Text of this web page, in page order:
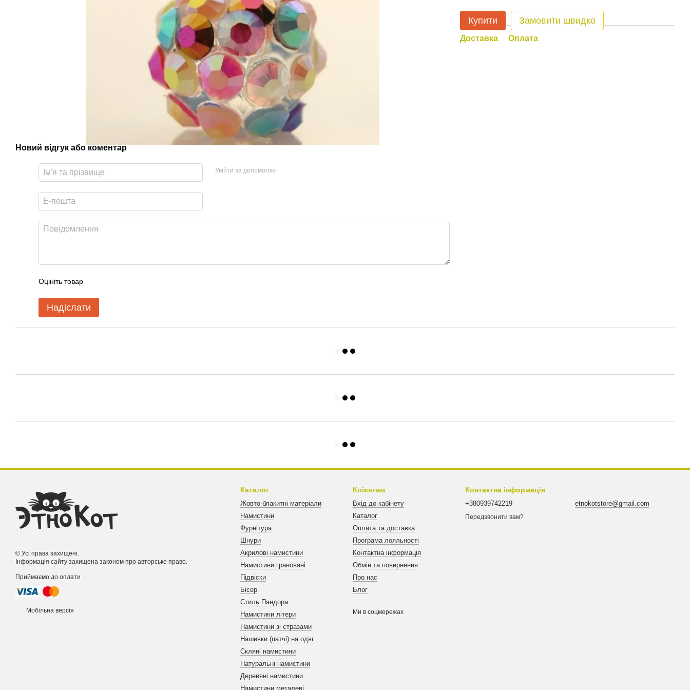
Новий відгук або коментар
Увійти за допомогою
Оцініть товар
Надіслати
Купити Замовити швидко
Доставка Оплата
© Усі права захищені.
Інформація сайту захищена законом про авторське право.
Приймаємо до оплати
Мобільна версія
Каталог
Жовто-блакитні матеріали
Намистини
Фурнітура
Шнури
Акрилові намистини
Намистини грановані
Підвіски
Бісер
Стиль Пандора
Намистини літери
Намистини зі стразами
Нашивки (патчі) на одяг
Скляні намистини
Натуральні намистини
Деревяні намистини
Намистини металеві
Клієнтам
Вхід до кабінету
Каталог
Оплата та доставка
Програма лояльності
Контактна інформація
Обмін та повернення
Про нас
Блог
Ми в соцмережах
Контактна інформація
+380939742219
Передзвонити вам?
etnokotstore@gmail.com